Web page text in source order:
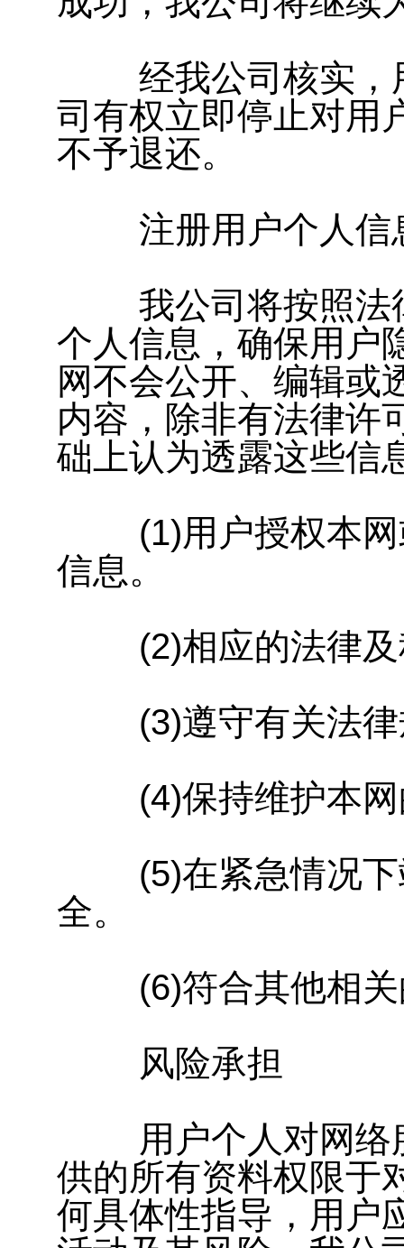
经我公司核实，用
司有权立即停止对用
不予退还。
注册用户个人信
我公司将按照法律
个人信息，确保用户
网不会公开、编辑或
内容，除非有法律许
础上认为透露这些信
(1)用户授权本网
信息。
(2)相应的法律及
(3)遵守有关法律
(4)保持维护本网
(5)在紧急情况下
全。
(6)符合其他相关
风险承担
用户个人对网络服
供的所有资料权限于
何具体性指导，用户